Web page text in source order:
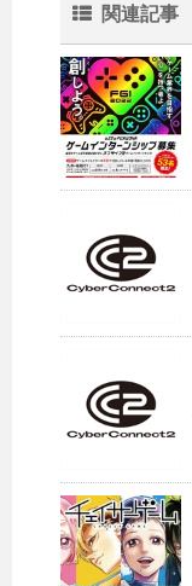
関連記事